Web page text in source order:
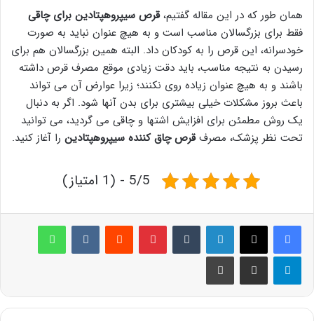
همان طور که در این مقاله گفتیم،قرص سیپروهپتادین برای چاقی
فقط برای بزرگسالان مناسب است و به هیچ عنوان نباید به صورت
خودسرانه، این قرص را به کودکان داد. البته همین بزرگسالان هم برای
رسیدن به نتیجه مناسب، باید دقت زیادی موقع مصرف قرص داشته
باشند و به هیچ عنوان زیاده روی نکنند؛ زیرا عوارض آن می تواند
باعث بروز مشکلات خیلی بیشتری برای بدن آنها شود. اگر به دنبال
یک روش مطمئن برای افزایش اشتها و چاقی می گردید، می توانید
تحت نظر پزشک، مصرفقرص چاق کننده سیپروهپتادین را آغاز کنید.
5/5 - (1 امتیاز)
لینکدین ‫تامبلر پینترست‫رددیت ‫VKontakteواتس آپ
تلگرام اشتراک گذاری از طریق ایمیل چاپ